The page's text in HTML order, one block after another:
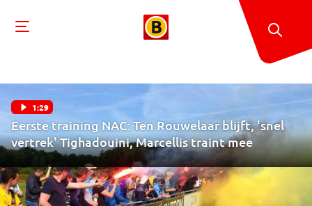
1:29
Eerste training NAC: Ten Rouwelaar blijft, 'snel
vertrek' Tighadouini, Marcellis traint mee